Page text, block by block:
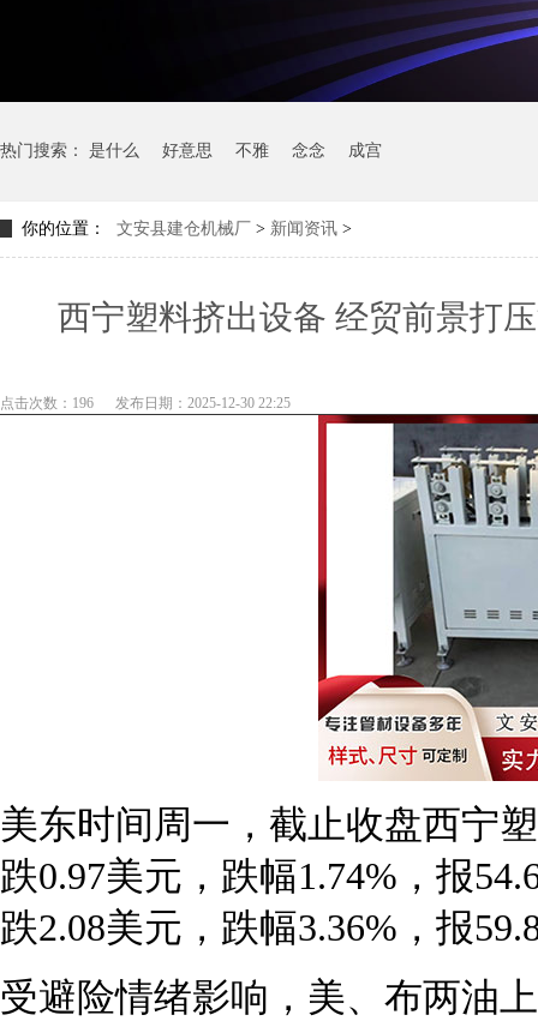
热门搜索： 是什么 好意思 不雅 念念 成宫
你的位置： 文安县建仓机械厂 > 新闻资讯 >
西宁塑料挤出设备 经贸前景打
点击次数：196 发布日期：2025-12-30 22:25
美东时间周一，截止收盘西宁
跌0.97美元，跌幅1.74%，报
跌2.08美元，跌幅3.36%，报
受避险情绪影响，美、布两油